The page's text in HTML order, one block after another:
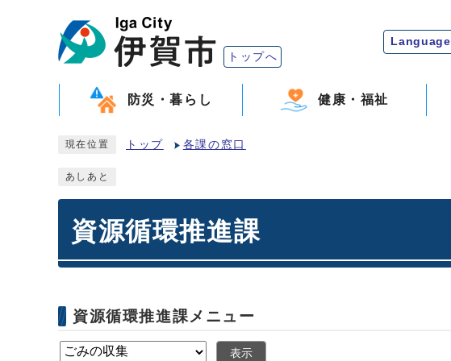
トップへ
Language
防災・暮らし 健康・福祉
現在位置 トップ 各課の窓口
あしあと
資源循環推進課
資源循環推進課メニュー
表示